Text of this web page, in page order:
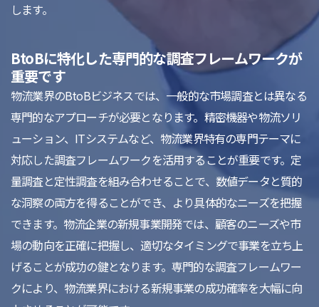
します。
BtoBに特化した専門的な調査フレームワークが
重要です
物流業界のBtoBビジネスでは、一般的な市場調査とは異なる
専門的なアプローチが必要となります。精密機器や物流ソリ
ューション、ITシステムなど、物流業界特有の専門テーマに
対応した調査フレームワークを活用することが重要です。定
量調査と定性調査を組み合わせることで、数値データと質的
な洞察の両方を得ることができ、より具体的なニーズを把握
できます。物流企業の新規事業開発では、顧客のニーズや市
場の動向を正確に把握し、適切なタイミングで事業を立ち上
げることが成功の鍵となります。専門的な調査フレームワー
クにより、物流業界における新規事業の成功確率を大幅に向